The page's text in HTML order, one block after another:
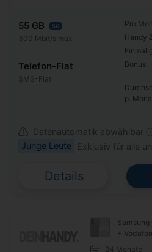
55 GB 5G
300 Mbit/s max.
Telefon-Flat
SMS-Flat
Pro
Handy
Einmalig
Bonus
p.
Datenautomatik abwählbar ⓘ
Junge Leute
Exklusiv für alle
Details
Samsung
+
24 Monate